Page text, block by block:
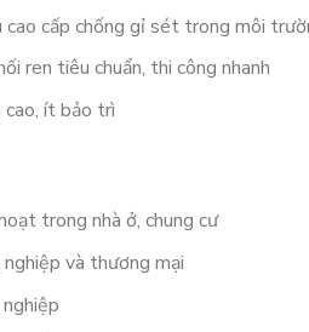
cấp chống gỉ sét trong môi
ren tiêu chuẩn, thi công nhanh
ít bảo trì
trong nhà ở, chung cư
và thương mại